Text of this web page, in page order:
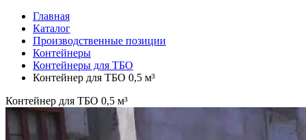
Главная
Каталог
Производственные позиции
Контейнеры
Контейнеры для ТБО
Контейнер для ТБО 0,5 м³
Контейнер для ТБО 0,5 м³